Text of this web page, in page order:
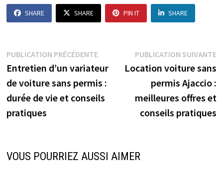
SHARE SHARE PIN IT SHARE
Navigation
de
l’article
PUBLICATION PRÉCÉDENTEPublication
précédente :
Entretien d’un variateur
de voiture sans permis :
durée de vie et conseils
pratiques
PUBLICATION SUIVANTE
Location voiture sans
permis Ajaccio :
meilleures offres et
conseils pratiques
VOUS POURRIEZ AUSSI AIMER